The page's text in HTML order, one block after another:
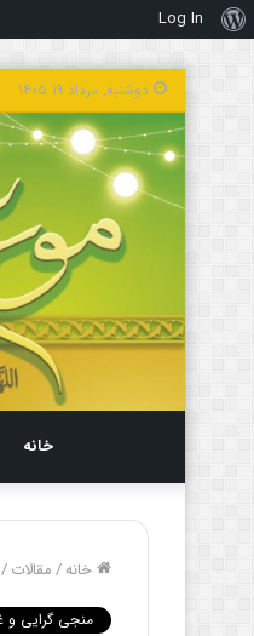
درباره
وردپرس
Log In
دوشنبه, مرداد ۱۹ ۱۴۰۵
خانه
خانه/مقالات/
منجی گرایی و